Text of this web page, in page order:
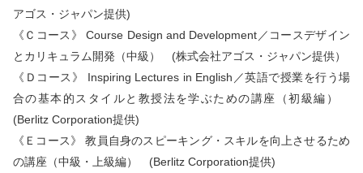
アゴス・ジャパン提供)
《Ｃコース》 Course Design and Development／コースデザイン
とカリキュラム開発（中級） (株式会社アゴス・ジャパン提供）
《Ｄコース》 Inspiring Lectures in English／英語で授業を行う場
合の基本的スタイルと教授法を学ぶための講座（初級編）
(Berlitz Corporation提供)
《Ｅコース》 教員自身のスピーキング・スキルを向上させるため
の講座（中級・上級編） (Berlitz Corporation提供)